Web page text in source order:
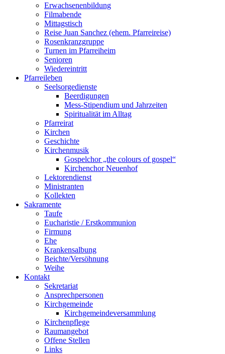
Erwachsenenbildung
Filmabende
Mittagstisch
Reise Juan Sanchez (ehem. Pfarreireise)
Rosenkranzgruppe
Turnen im Pfarreiheim
Senioren
Wiedereintritt
Pfarreileben
Seelsorgedienste
Beerdigungen
Mess-Stipendium und Jahrzeiten
Spiritualität im Alltag
Pfarreirat
Kirchen
Geschichte
Kirchenmusik
Gospelchor „the colours of gospel“
Kirchenchor Neuenhof
Lektorendienst
Ministranten
Kollekten
Sakramente
Taufe
Eucharistie / Erstkommunion
Firmung
Ehe
Krankensalbung
Beichte/Versöhnung
Weihe
Kontakt
Sekretariat
Ansprechpersonen
Kirchgemeinde
Kirchgemeindeversammlung
Kirchenpflege
Raumangebot
Offene Stellen
Links